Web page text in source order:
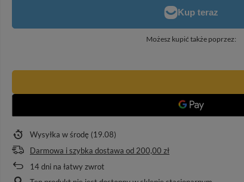
Możesz kupić także poprzez:
Wysyłka w środę (19.08)
Darmowa i szybka dostawa od 200,00 zł
14dni na łatwy zwrot